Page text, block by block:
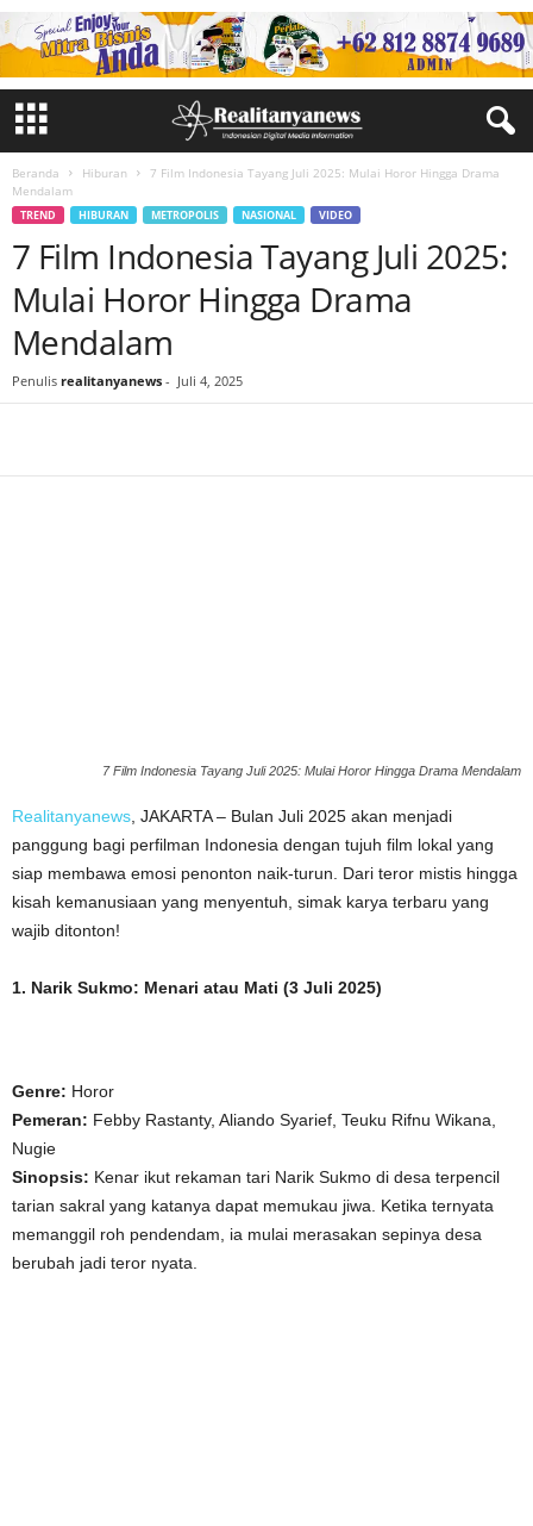
Beranda Hiburan
7 Film Indonesia Tayang Juli 2025: Mulai Horor Hingga Drama
Mendalam
TREND HIBURAN METROPOLIS NASIONAL VIDEO
7 Film Indonesia Tayang Juli 2025:
Mulai Horor Hingga Drama
Mendalam
Penulis realitanyanews - Juli 4, 2025
7 Film Indonesia Tayang Juli 2025: Mulai Horor Hingga Drama Mendalam
Realitanyanews , JAKARTA – Bulan Juli 2025 akan menjadi
panggung bagi perfilman Indonesia dengan tujuh film lokal yang
siap membawa emosi penonton naik-turun. Dari teror mistis hingga
kisah kemanusiaan yang menyentuh, simak karya terbaru yang
wajib ditonton!
1. Narik Sukmo: Menari atau Mati (3 Juli 2025)
Genre: Horor
Pemeran: Febby Rastanty, Aliando Syarief, Teuku Rifnu Wikana,
Nugie
Sinopsis: Kenar ikut rekaman tari Narik Sukmo di desa terpencil
tarian sakral yang katanya dapat memukau jiwa. Ketika ternyata
memanggil roh pendendam, ia mulai merasakan sepinya desa
berubah jadi teror nyata.